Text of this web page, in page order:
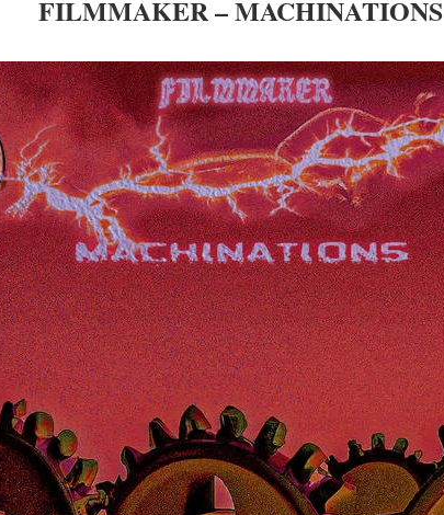
FILMMAKER – MACHINATIONS